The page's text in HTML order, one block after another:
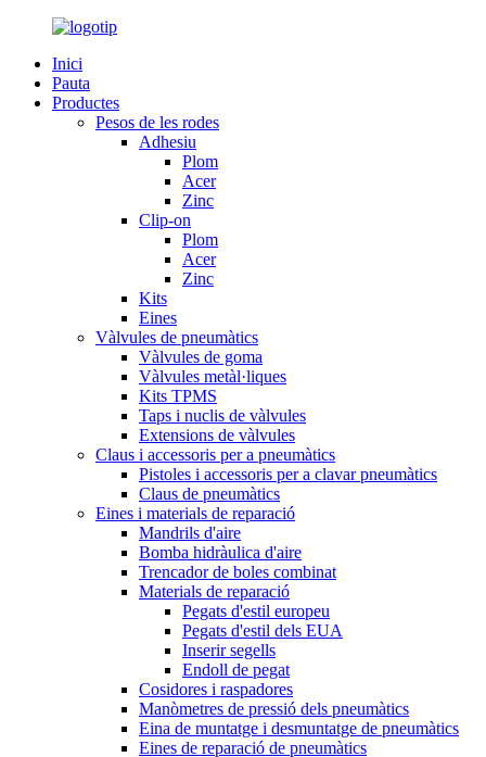
Inici
Pauta
Productes
Pesos de les rodes
Adhesiu
Plom
Acer
Zinc
Clip-on
Plom
Acer
Zinc
Kits
Eines
Vàlvules de pneumàtics
Vàlvules de goma
Vàlvules metàl·liques
Kits TPMS
Taps i nuclis de vàlvules
Extensions de vàlvules
Claus i accessoris per a pneumàtics
Pistoles i accessoris per a clavar pneumàtics
Claus de pneumàtics
Eines i materials de reparació
Mandrils d'aire
Bomba hidràulica d'aire
Trencador de boles combinat
Materials de reparació
Pegats d'estil europeu
Pegats d'estil dels EUA
Inserir segells
Endoll de pegat
Cosidores i raspadores
Manòmetres de pressió dels pneumàtics
Eina de muntatge i desmuntatge de pneumàtics
Eines de reparació de pneumàtics